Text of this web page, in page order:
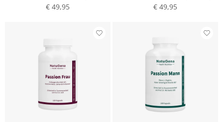
€ 49,95
€ 49,95